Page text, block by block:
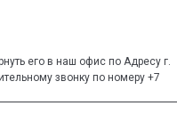
его в наш офис по Адресу г.
звонку по номеру +7